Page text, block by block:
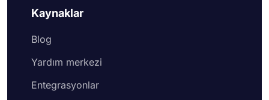
Kaynaklar
Blog
Yardım merkezi
Entegrasyonlar